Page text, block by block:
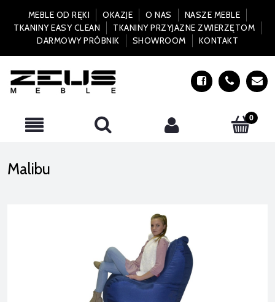
MEBLE OD RĘKI OKAZJE O NAS
NASZE MEBLE
TKANINY EASY CLEAN
TKANINY PRZYJAZNE ZWIERZĘTOM
DARMOWY PRÓBNIK
SHOWROOM KONTAKT
Malibu